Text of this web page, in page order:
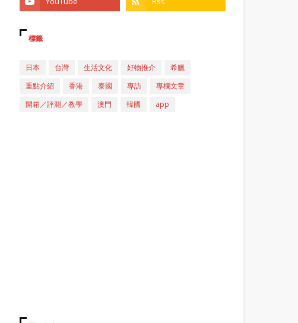
標籤
日本 台灣 生活文化 好物推介
希臘
重點介紹
香港 泰國 專訪
專欄文章
開箱／評測／教學
澳門 韓國 app